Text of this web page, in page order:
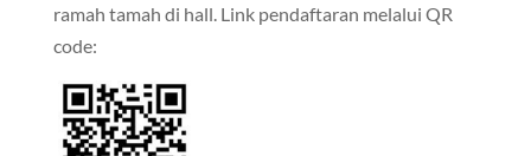
ramah tamah di hall. Link pendaftaran melalui QR
code: